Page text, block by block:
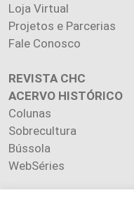
Loja Virtual
Projetos e Parcerias
Fale Conosco
REVISTA CHC
ACERVO HISTÓRICO
Colunas
Sobrecultura
Bússola
WebSéries